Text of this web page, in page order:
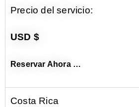
Precio del servicio:
USD $
Reservar Ahora …
Costa Rica